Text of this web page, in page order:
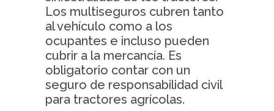
Los multiseguros cubren tanto
al vehículo como a los
ocupantes e incluso pueden
cubrir a la mercancía. Es
obligatorio contar con un
seguro de responsabilidad civil
para tractores agrícolas.